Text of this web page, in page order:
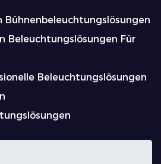
Bühnenbeleuchtungslösungen
Beleuchtungslösungen Für
Beleuchtungslösungen